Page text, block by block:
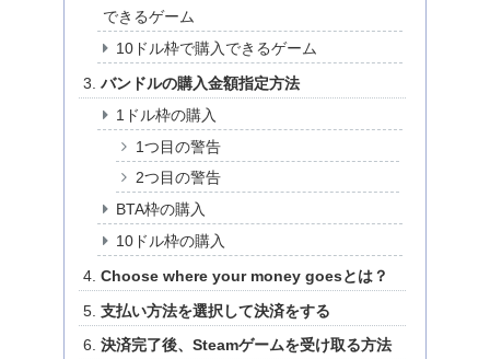
できるゲーム
10ドル枠で購入できるゲーム
バンドルの購入金額指定方法
1ドル枠の購入
1つ目の警告
2つ目の警告
BTA枠の購入
10ドル枠の購入
Choose where your money goesとは？
支払い方法を選択して決済をする
決済完了後、Steamゲームを受け取る方法